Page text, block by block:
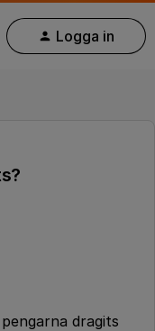
Logga in
dragits